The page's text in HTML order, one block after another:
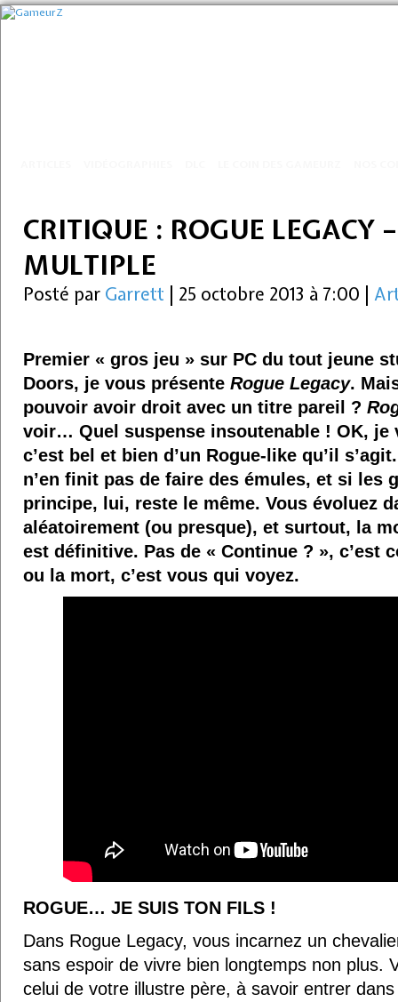
CRITIQUE : ROGUE LEGACY
MULTIPLE
Posté par Garrett 25 octobre 2013 à 7:00
Premier « gros jeu » sur PC du tout jeune
Doors, je vous présente Rogue Legacy.
pouvoir avoir droit avec un titre pareil ?
voir… Quel suspense insoutenable ! OK, je
c’est bel et bien d’un Rogue-like qu’il
n’en finit pas de faire des émules, et si les
principe, lui, reste le même. Vous évoluez
aléatoirement (ou presque), et surtout, la
est définitive. Pas de « Continue ? », c’est
ou la mort, c’est vous qui voyez.
ROGUE… JE SUIS TON FILS !
Dans Rogue Legacy, vous incarnez un
sans espoir de vivre bien longtemps non plus.
celui de votre illustre père, à savoir entrer